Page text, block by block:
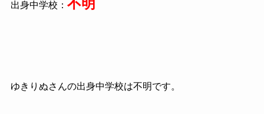
出身中学校： 不明
ゆきりぬさんの出身中学校は不明です。